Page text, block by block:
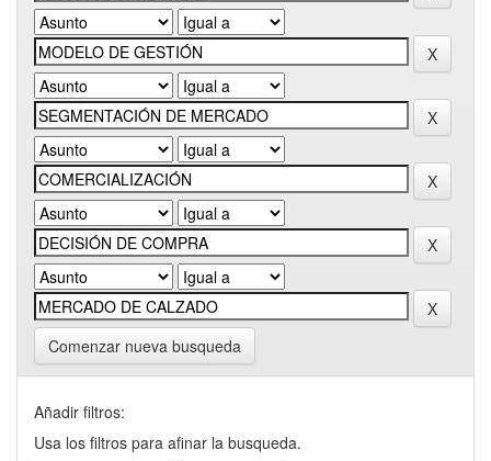
Comenzar nueva busqueda
Añadir filtros:
Usa los filtros para afinar la busqueda.